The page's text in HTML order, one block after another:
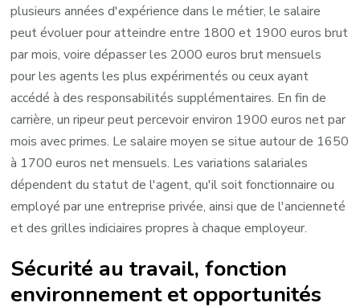
plusieurs années d'expérience dans le métier, le salaire
peut évoluer pour atteindre entre 1800 et 1900 euros brut
par mois, voire dépasser les 2000 euros brut mensuels
pour les agents les plus expérimentés ou ceux ayant
accédé à des responsabilités supplémentaires. En fin de
carrière, un ripeur peut percevoir environ 1900 euros net par
mois avec primes. Le salaire moyen se situe autour de 1650
à 1700 euros net mensuels. Les variations salariales
dépendent du statut de l'agent, qu'il soit fonctionnaire ou
employé par une entreprise privée, ainsi que de l'ancienneté
et des grilles indiciaires propres à chaque employeur.
Sécurité au travail, fonction
environnement et opportunités